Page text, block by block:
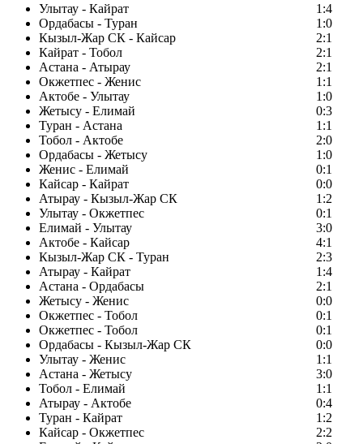
Улытау - Кайрат
1:4
Ордабасы - Туран
1:0
Кызыл-Жар СК - Кайсар
2:1
Кайрат - Тобол
2:1
Астана - Атырау
2:1
Окжетпес - Женис
1:1
Актобе - Улытау
1:0
Жетысу - Елимай
0:3
Туран - Астана
1:1
Тобол - Актобе
2:0
Ордабасы - Жетысу
1:0
Женис - Елимай
0:1
Кайсар - Кайрат
0:0
Атырау - Кызыл-Жар СК
1:2
Улытау - Окжетпес
0:1
Елимай - Улытау
3:0
Актобе - Кайсар
4:1
Кызыл-Жар СК - Туран
2:3
Атырау - Кайрат
1:4
Астана - Ордабасы
2:1
Жетысу - Женис
0:0
Окжетпес - Тобол
0:1
Окжетпес - Тобол
0:1
Ордабасы - Кызыл-Жар СК
0:0
Улытау - Женис
1:1
Астана - Жетысу
3:0
Тобол - Елимай
1:1
Атырау - Актобе
0:4
Туран - Кайрат
1:2
Кайсар - Окжетпес
2:2